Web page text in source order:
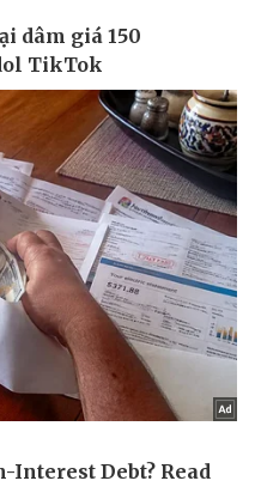
Ô tô - Xe máy
Ô tô
Xe máy
Tư vấn